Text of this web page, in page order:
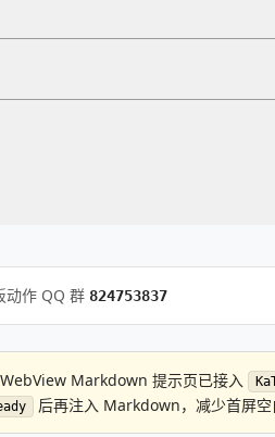
动作 QQ 群 824753837
Markdown 提示页已接入
后再注入 Markdown，减少首屏空